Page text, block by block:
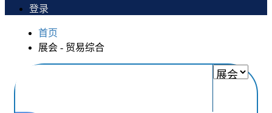
登录
首页
展会 - 贸易综合